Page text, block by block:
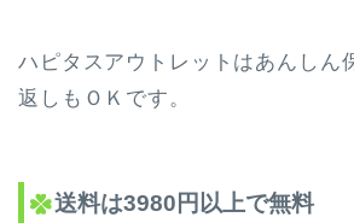
ハピタスアウトレットはあんしん
返しもＯＫです。
送料は3980円以上で無料